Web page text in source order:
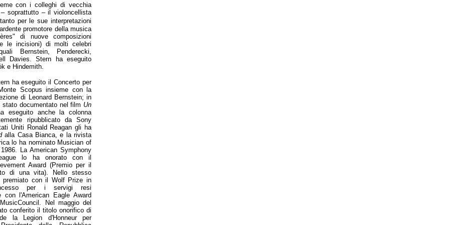
con i colleghi di vecchia
soprattutto – il violoncellista
per le sue interpretazioni
promotore della musica
di nuove composizioni
le incisioni) di molti celebri
Bernstein, Penderecki,
Davies. Stern ha eseguito
e Hindemith.
ha eseguito il Concerto per
Scopus insieme con la
di Leonard Bernstein; in
documentato nel film Un
eseguito anche la colonna
ripubblicato da Sony
Uniti Ronald Reagan gli ha
alla Casa Bianca, e la rivista
lo ha nominato Musician of
La American Symphony
lo ha onorato con il
Award (Premio per il
di una vita). Nello stesso
premiato con il Wolf Prize in
per i servigi resi
con l'American Eagle Award
Nel maggio del
conferito il titolo onorifico di
la Legion d'Honneur per